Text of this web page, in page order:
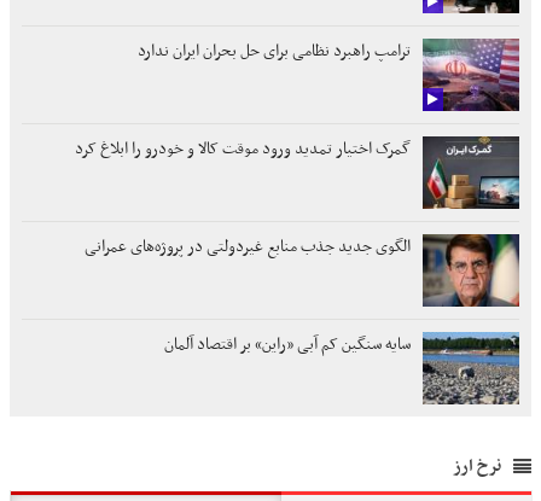
ترامپ راهبرد نظامی برای حل بحران ایران ندارد
گمرک اختیار تمدید ورود موقت کالا و خودرو را ابلاغ کرد
الگوی جدید جذب منابع غیردولتی در پروژه‌های عمرانی
سایه سنگین کم آبی «راین» بر اقتصاد آلمان
نرخ ارز